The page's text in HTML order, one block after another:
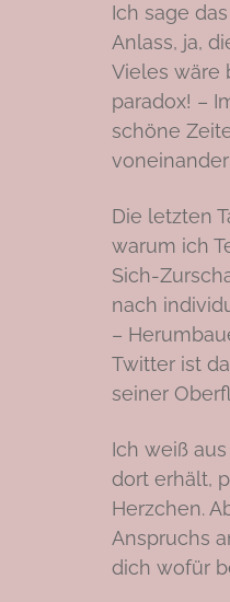
Ich sage
Anlass, ja,
Vieles wäre
paradox! –
schöne
Die letzten
warum ich
Sich-
nach
–
Twitter ist
seiner
Ich weiß
dort erhält,
Herzchen.
Anspruchs
dich wofür